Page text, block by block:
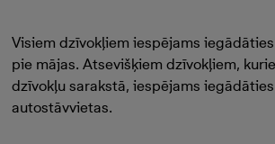
Visiem dzīvokļiem iespējams
pie mājas. Atsevišķiem dzīvokļiem,
dzīvokļu sarakstā, iespējams
autostāvvietas.